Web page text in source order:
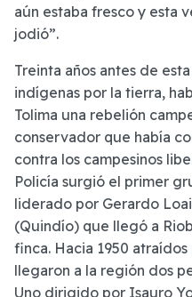
aún estaba fresco y esta
jodió”.
Treinta años antes de
indígenas por la tierra,
Tolima una rebelión
conservador que había
contra los campesinos
Policía surgió el primer
liderado por Gerardo
(Quindío) que llegó a
finca. Hacia 1950
llegaron a la región dos
Uno dirigido por Isauro